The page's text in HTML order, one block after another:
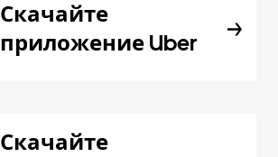
Скачайте
приложение Uber
Скачайте